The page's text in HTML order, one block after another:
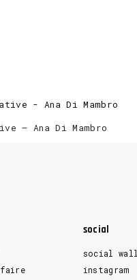
– Ana Di Mambro
faire
social
social wall
instagram